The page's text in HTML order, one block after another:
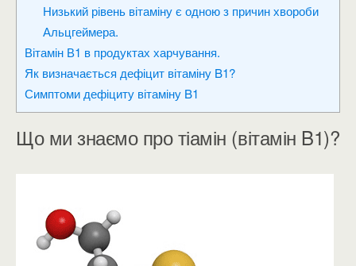
Низький рівень вітаміну є одною з причин хвороби
Альцгеймера.
Вітамін В1 в продуктах харчування.
Як визначається дефіцит вітаміну B1?
Симптоми дефіциту вітаміну B1
Що ми знаємо про тіамін (вітамін B1)?